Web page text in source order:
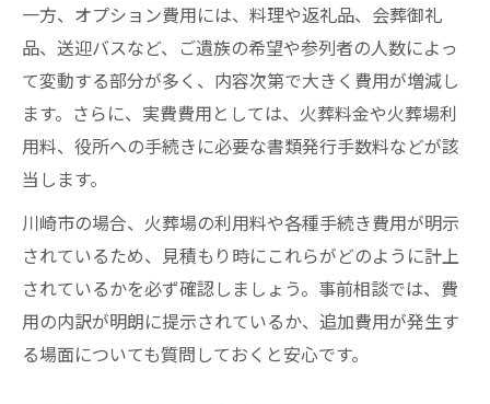
川崎葬儀会社レビューの活用術とは
モニタリングで予算オーバーを防ぐ方法
複数社比較で適正な葬儀費用を知る
おくやみ窓口利用で手続きをスムーズに進める
秘訣
葬儀後の行政手続きを効率化する方法
おくやみ窓口活用で葬儀手続きが簡単に
川崎市の葬儀と各種申請ポイント解説
死亡届から補助金申請までの流れ整理
必要書類の準備で手続きの負担を軽減
一方、オプション費用には、料理や返礼品、会葬御礼
品、送迎バスなど、ご遺族の希望や参列者の人数によっ
て変動する部分が多く、内容次第で大きく費用が増減し
ます。さらに、実費費用としては、火葬料金や火葬場利
用料、役所への手続きに必要な書類発行手数料などが該
当します。
川崎市の場合、火葬場の利用料や各種手続き費用が明示
されているため、見積もり時にこれらがどのように計上
されているかを必ず確認しましょう。事前相談では、費
用の内訳が明朗に提示されているか、追加費用が発生す
る場面についても質問しておくと安心です。